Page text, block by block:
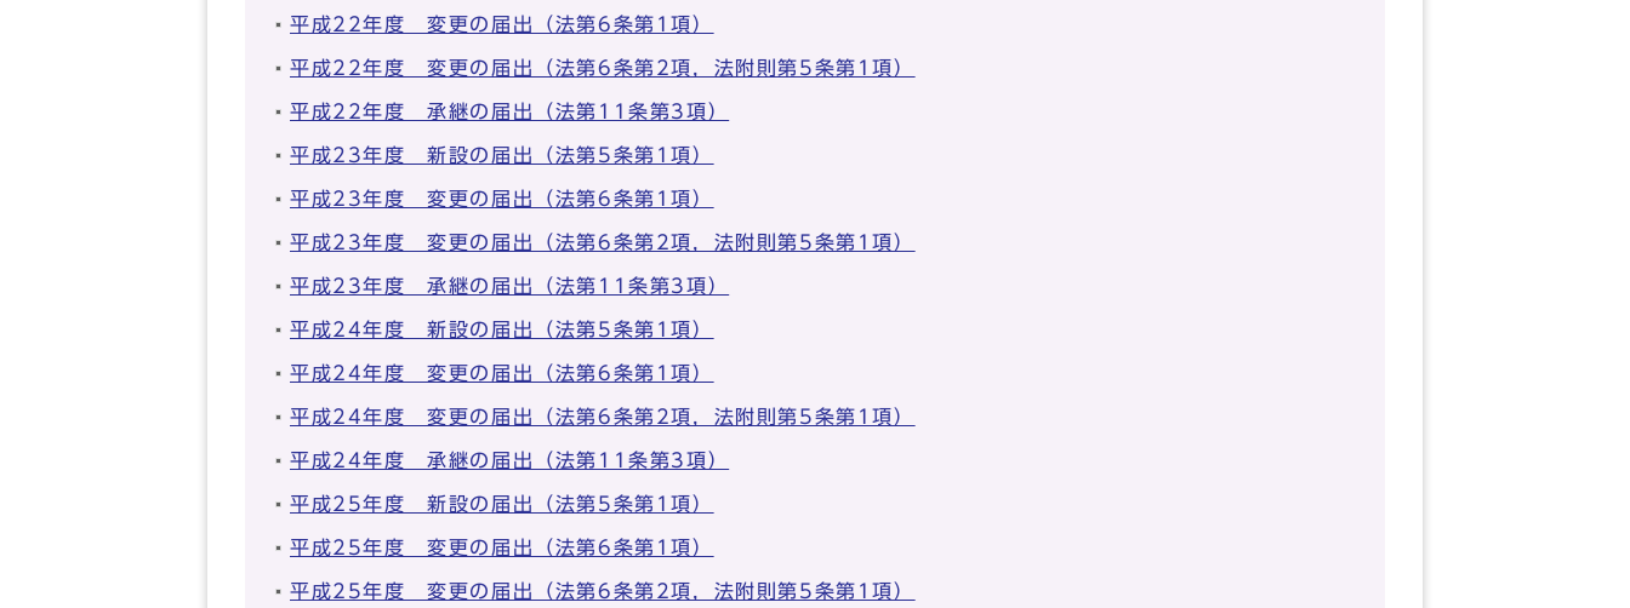
平成22年度 変更の届出（法第6条第1項）
平成22年度 変更の届出（法第6条第2項，法附則第5条第1項）
平成22年度 承継の届出（法第11条第3項）
平成23年度 新設の届出（法第5条第1項）
平成23年度 変更の届出（法第6条第1項）
平成23年度 変更の届出（法第6条第2項，法附則第5条第1項）
平成23年度 承継の届出（法第11条第3項）
平成24年度 新設の届出（法第5条第1項）
平成24年度 変更の届出（法第6条第1項）
平成24年度 変更の届出（法第6条第2項，法附則第5条第1項）
平成24年度 承継の届出（法第11条第3項）
平成25年度 新設の届出（法第5条第1項）
平成25年度 変更の届出（法第6条第1項）
平成25年度 変更の届出（法第6条第2項，法附則第5条第1項）